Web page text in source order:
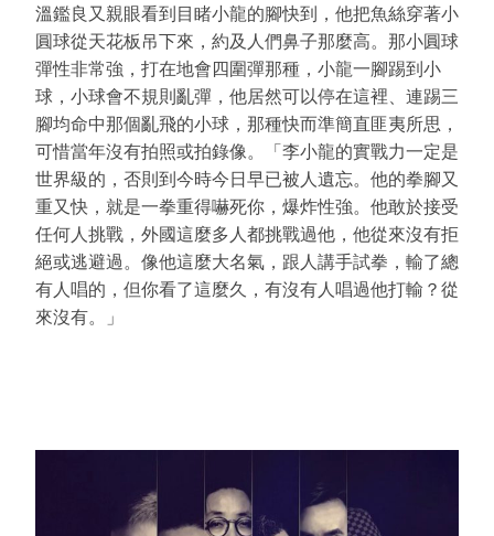
溫鑑良又親眼看到目睹小龍的腳快到，他把魚絲穿著小
圓球從天花板吊下來，約及人們鼻子那麼高。那小圓球
彈性非常強，打在地會四圍彈那種，小龍一腳踢到小
球，小球會不規則亂彈，他居然可以停在這裡、連踢三
腳均命中那個亂飛的小球，那種快而準簡直匪夷所思，
可惜當年沒有拍照或拍錄像。「李小龍的實戰力一定是
世界級的，否則到今時今日早已被人遺忘。他的拳腳又
重又快，就是一拳重得嚇死你，爆炸性強。他敢於接受
任何人挑戰，外國這麼多人都挑戰過他，他從來沒有拒
絕或逃避過。像他這麼大名氣，跟人講手試拳，輸了總
有人唱的，但你看了這麼久，有沒有人唱過他打輸？從
來沒有。」